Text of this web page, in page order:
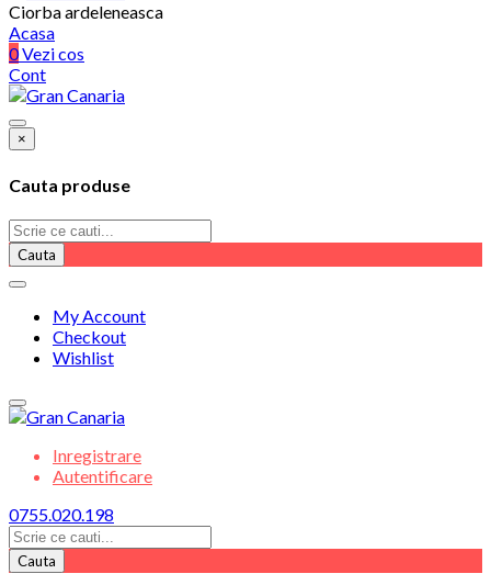
Ciorba ardeleneasca
Acasa
0Vezi cos
Cont
×
Cauta produse
Cauta
My Account
Checkout
Wishlist
Inregistrare
Autentificare
0755.020.198
Cauta